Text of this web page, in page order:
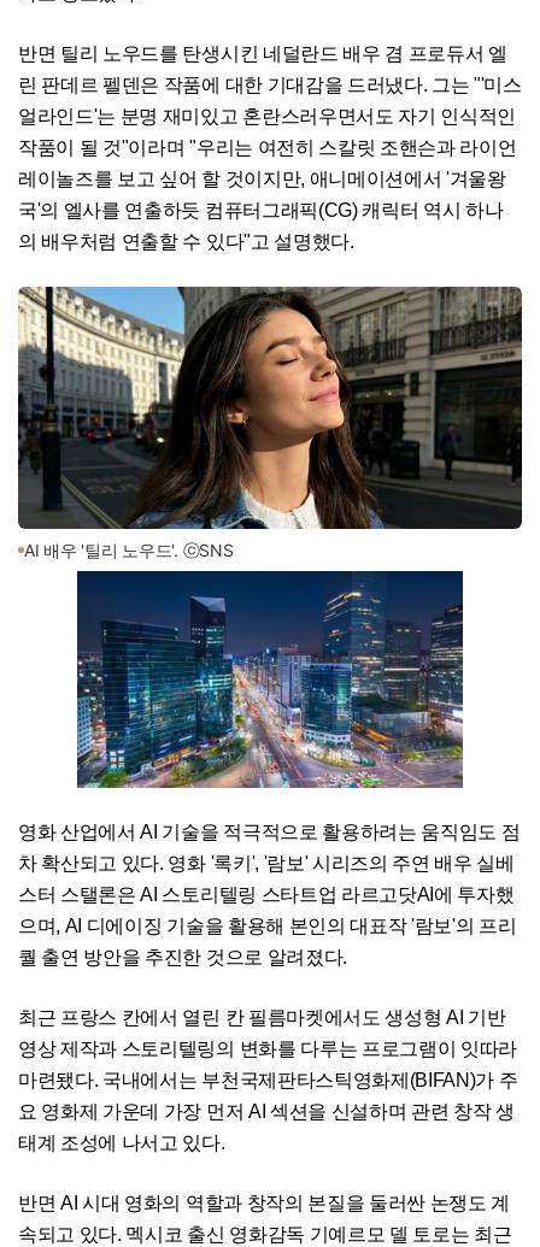
반면 틸리 노우드를 탄생시킨 네덜란드 배우 겸 프로듀서 엘
린 판데르 펠덴은 작품에 대한 기대감을 드러냈다. 그는 "'미스
얼라인드'는 분명 재미있고 혼란스러우면서도 자기 인식적인
작품이 될 것"이라며 "우리는 여전히 스칼릿 조핸슨과 라이언
레이놀즈를 보고 싶어 할 것이지만, 애니메이션에서 '겨울왕
국'의 엘사를 연출하듯 컴퓨터그래픽(CG) 캐릭터 역시 하나
의 배우처럼 연출할 수 있다"고 설명했다.
AI 배우 '틸리 노우드'. ⓒSNS
영화 산업에서 AI 기술을 적극적으로 활용하려는 움직임도 점
차 확산되고 있다. 영화 '록키', '람보' 시리즈의 주연 배우 실베
스터 스탤론은 AI 스토리텔링 스타트업 라르고닷AI에 투자했
으며, AI 디에이징 기술을 활용해 본인의 대표작 '람보'의 프리
퀄 출연 방안을 추진한 것으로 알려졌다.
최근 프랑스 칸에서 열린 칸 필름마켓에서도 생성형 AI 기반
영상 제작과 스토리텔링의 변화를 다루는 프로그램이 잇따라
마련됐다. 국내에서는 부천국제판타스틱영화제(BIFAN)가 주
요 영화제 가운데 가장 먼저 AI 섹션을 신설하며 관련 창작 생
태계 조성에 나서고 있다.
반면 AI 시대 영화의 역할과 창작의 본질을 둘러싼 논쟁도 계
속되고 있다. 멕시코 출신 영화감독 기예르모 델 토로는 최근